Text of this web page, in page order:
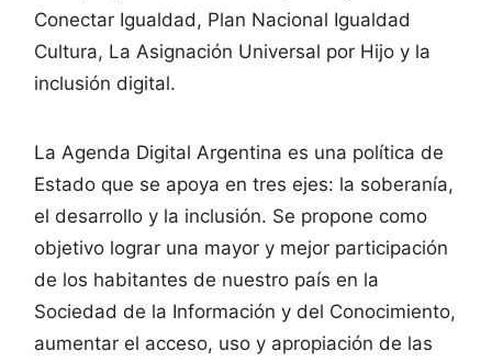
Conectar Igualdad, Plan Nacional Igualdad
Cultura, La Asignación Universal por Hijo y la
inclusión digital.
La Agenda Digital Argentina es una política de
Estado que se apoya en tres ejes: la soberanía,
el desarrollo y la inclusión. Se propone como
objetivo lograr una mayor y mejor participación
de los habitantes de nuestro país en la
Sociedad de la Información y del Conocimiento,
aumentar el acceso, uso y apropiación de las